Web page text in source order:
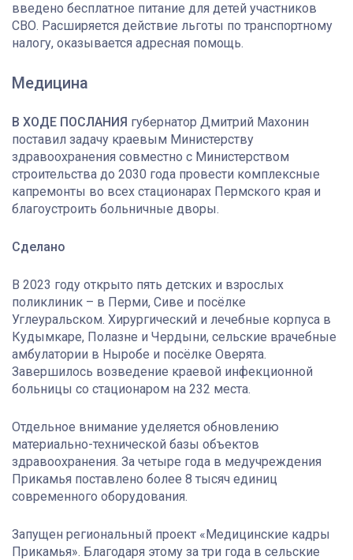
введено бесплатное питание для детей участников
СВО. Расширяется действие льготы по транспортному
налогу, оказывается адресная помощь.
Медицина
В ХОДЕ ПОСЛАНИЯ губернатор Дмитрий Махонин
поставил задачу краевым Министерству
здравоохранения совместно с Министерством
строительства до 2030 года провести комплексные
капремонты во всех стационарах Пермского края и
благоустроить больничные дворы.
Сделано
В 2023 году открыто пять детских и взрослых
поликлиник – в Перми, Сиве и посёлке
Углеуральском. Хирургический и лечебные корпуса в
Кудымкаре, Полазне и Чердыни, сельские врачебные
амбулатории в Ныробе и посёлке Оверята.
Завершилось возведение краевой инфекционной
больницы со стационаром на 232 места.
Отдельное внимание уделяется обновлению
материально-технической базы объектов
здравоохранения. За четыре года в медучреждения
Прикамья поставлено более 8 тысяч единиц
современного оборудования.
Запущен региональный проект «Медицинские кадры
Прикамья». Благодаря этому за три года в сельские